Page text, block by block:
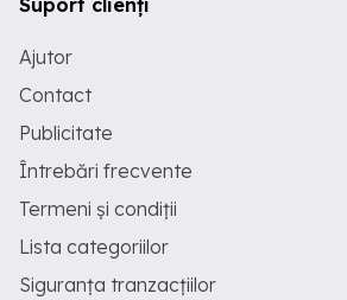
Suport clienți
Ajutor
Contact
Publicitate
Întrebări frecvente
Termeni și condiții
Lista categoriilor
Siguranța tranzacțiilor